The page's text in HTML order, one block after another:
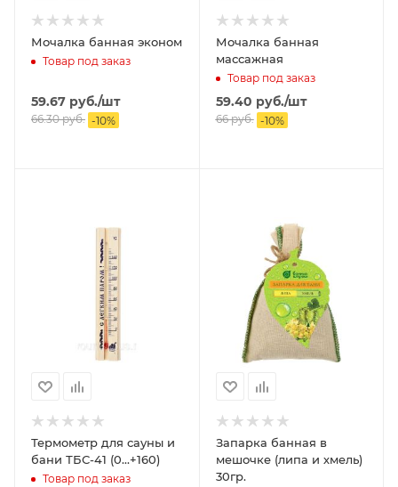
Мочалка банная эконом
Товар под заказ
59.67 руб./шт
66.30руб. -10%
Мочалка банная
массажная
Товар под заказ
59.40 руб./шт
66руб. -10%
Термометр для сауны и
бани ТБС-41 (0...+160)
Товар под заказ
Запарка банная в
мешочке (липа и хмель)
30гр.